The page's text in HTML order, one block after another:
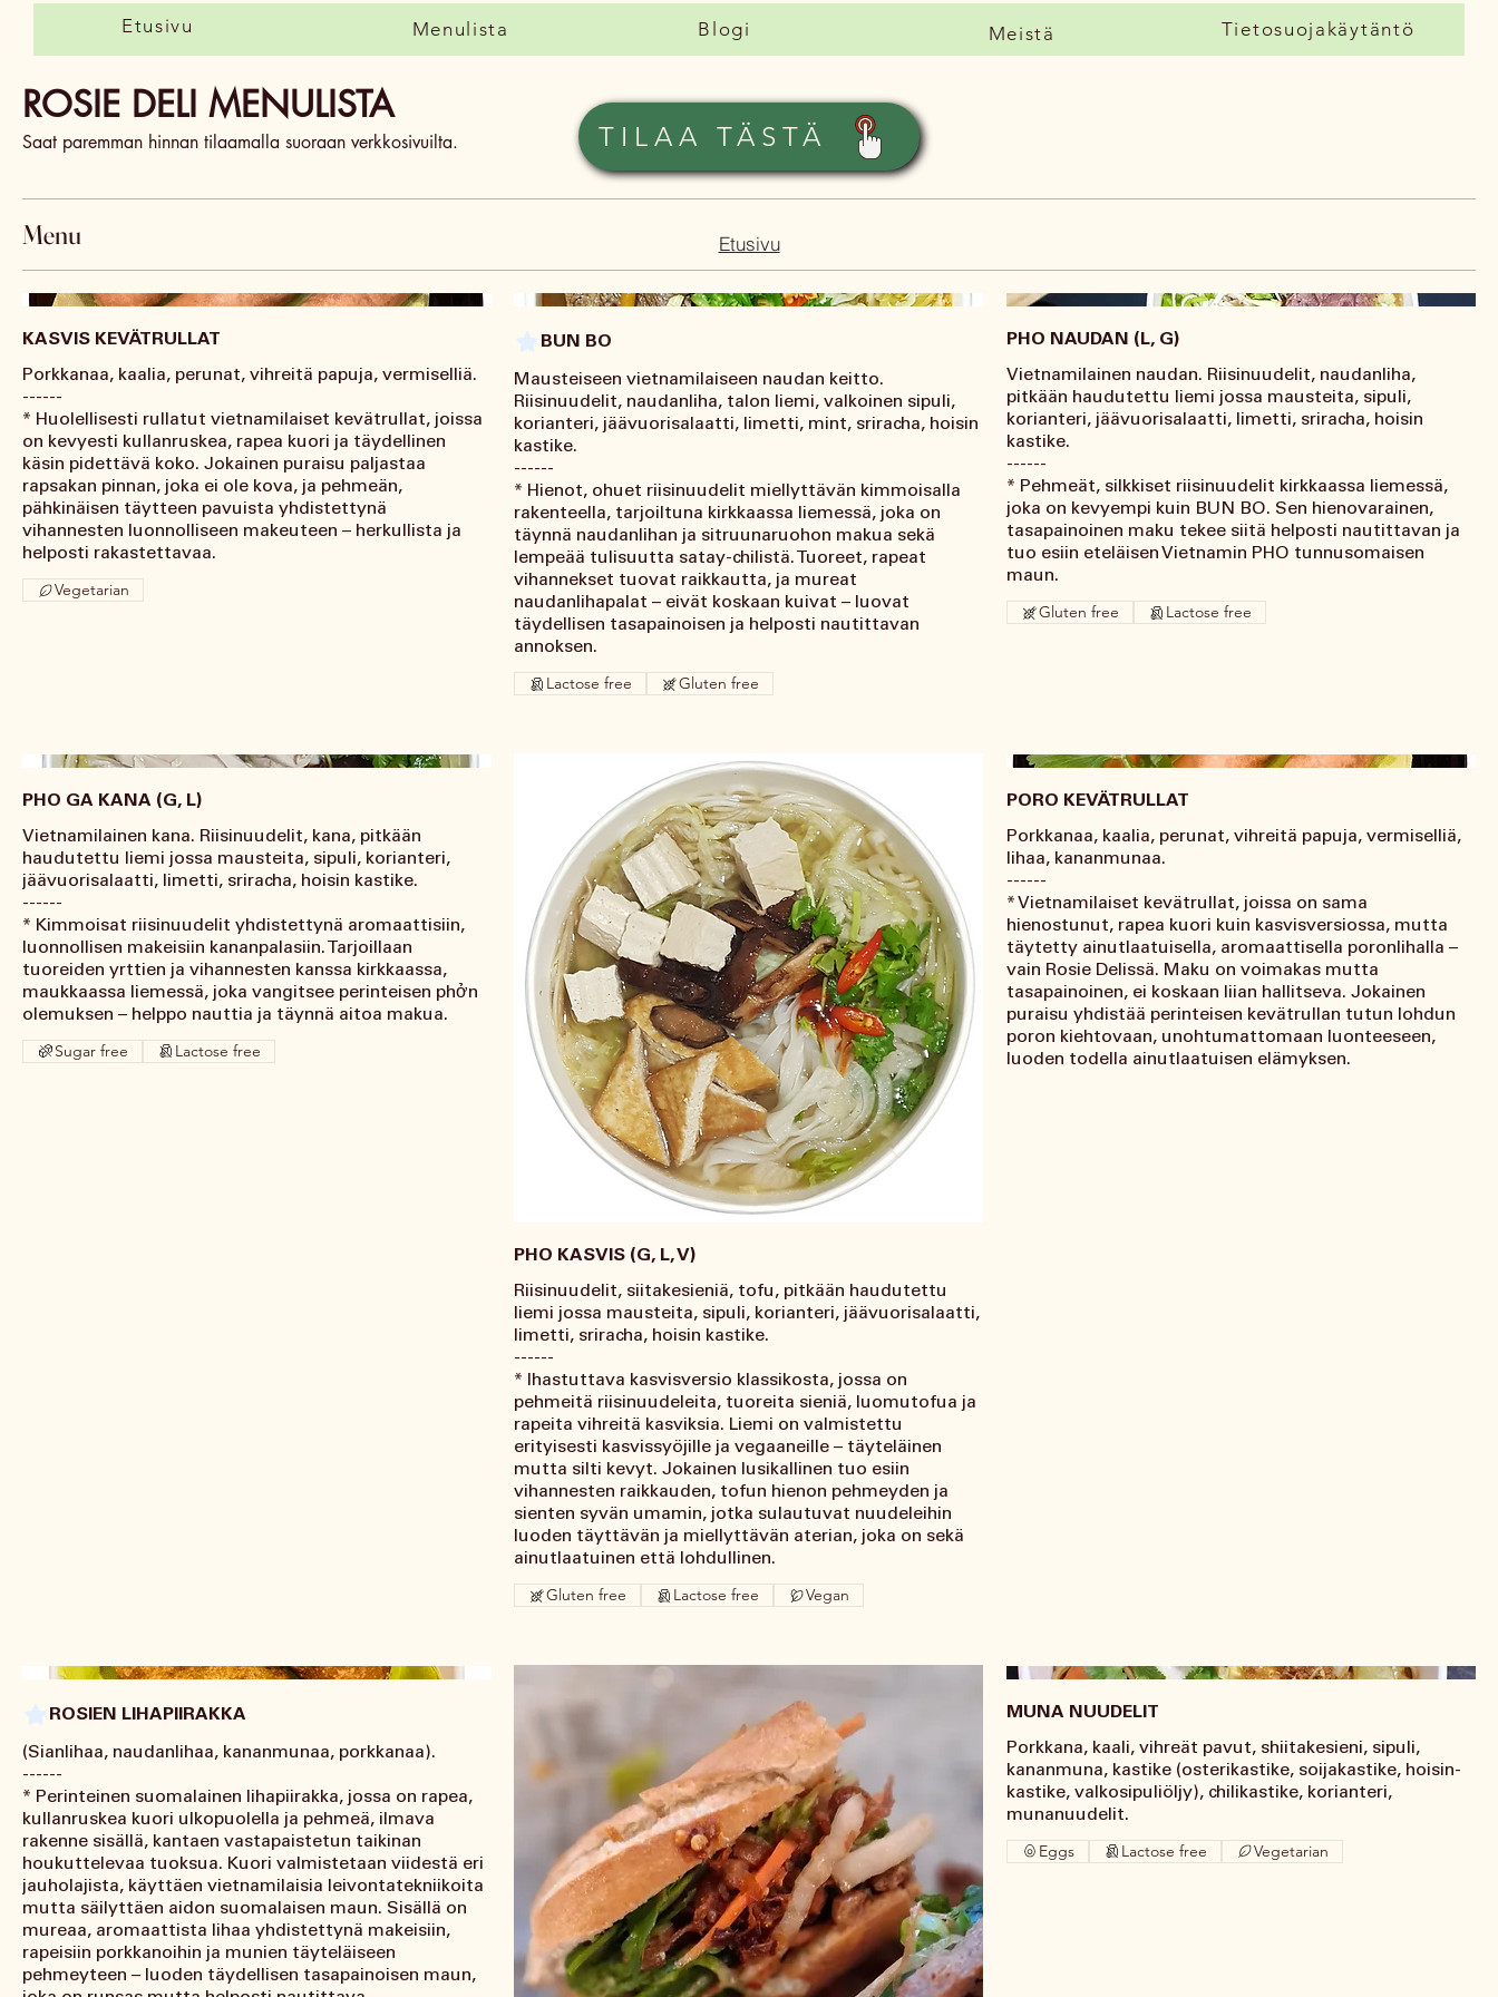
Etusivu Menulista Blogi Meistä Tietosuojakäytäntö
ROSIE DELI MENULISTA
Saat paremman hinnan tilaamalla suoraan verkkosivuilta.
Menu
KASVIS KEVÄTRULLAT
Porkkanaa, kaalia, perunat, vihreitä papuja, vermiselliä.
------
* Huolellisesti rullatut vietnamilaiset kevätrullat, joissa
on kevyesti kullanruskea, rapea kuori ja täydellinen
käsin pidettävä koko. Jokainen puraisu paljastaa
rapsakan pinnan, joka ei ole kova, ja pehmeän,
pähkinäisen täytteen pavuista yhdistettynä
vihannesten luonnolliseen makeuteen – herkullista ja
helposti rakastettavaa.
Vegetarian
BUN BO
Mausteiseen vietnamilaiseen naudan keitto.
Riisinuudelit, naudanliha, talon liemi, valkoinen sipuli,
korianteri, jäävuorisalaatti, limetti, mint, sriracha, hoisin
kastike.
------
* Hienot, ohuet riisinuudelit miellyttävän kimmoisalla
rakenteella, tarjoiltuna kirkkaassa liemessä, joka on
täynnä naudanlihan ja sitruunaruohon makua sekä
lempeää tulisuutta satay-chilistä. Tuoreet, rapeat
vihannekset tuovat raikkautta, ja mureat
naudanlihapalat – eivät koskaan kuivat – luovat
täydellisen tasapainoisen ja helposti nautittavan
annoksen.
Lactose free Gluten free
PHO NAUDAN (L, G)
Vietnamilainen naudan. Riisinuudelit, naudanliha,
pitkään haudutettu liemi jossa mausteita, sipuli,
korianteri, jäävuorisalaatti, limetti, sriracha, hoisin
kastike.
------
* Pehmeät, silkkiset riisinuudelit kirkkaassa liemessä,
joka on kevyempi kuin BUN BO. Sen hienovarainen,
tasapainoinen maku tekee siitä helposti nautittavan ja
tuo esiin eteläisen Vietnamin PHO tunnusomaisen
maun.
Gluten free Lactose free
PHO GA KANA (G, L)
Vietnamilainen kana. Riisinuudelit, kana, pitkään
haudutettu liemi jossa mausteita, sipuli, korianteri,
jäävuorisalaatti, limetti, sriracha, hoisin kastike.
------
* Kimmoisat riisinuudelit yhdistettynä aromaattisiin,
luonnollisen makeisiin kananpalasiin. Tarjoillaan
tuoreiden yrttien ja vihannesten kanssa kirkkaassa,
maukkaassa liemessä, joka vangitsee perinteisen phởn
olemuksen – helppo nauttia ja täynnä aitoa makua.
Sugar free Lactose free
PHO KASVIS (G, L, V)
Riisinuudelit, siitakesieniä, tofu, pitkään haudutettu
liemi jossa mausteita, sipuli, korianteri, jäävuorisalaatti,
limetti, sriracha, hoisin kastike.
------
* Ihastuttava kasvisversio klassikosta, jossa on
pehmeitä riisinuudeleita, tuoreita sieniä, luomutofua ja
rapeita vihreitä kasviksia. Liemi on valmistettu
erityisesti kasvissyöjille ja vegaaneille – täyteläinen
mutta silti kevyt. Jokainen lusikallinen tuo esiin
vihannesten raikkauden, tofun hienon pehmeyden ja
sienten syvän umamin, jotka sulautuvat nuudeleihin
luoden täyttävän ja miellyttävän aterian, joka on sekä
ainutlaatuinen että lohdullinen.
Gluten free Lactose free Vegan
PORO KEVÄTRULLAT
Porkkanaa, kaalia, perunat, vihreitä papuja, vermiselliä,
lihaa, kananmunaa.
------
* Vietnamilaiset kevätrullat, joissa on sama
hienostunut, rapea kuori kuin kasvisversiossa, mutta
täytetty ainutlaatuisella, aromaattisella poronlihalla –
vain Rosie Delissä. Maku on voimakas mutta
tasapainoinen, ei koskaan liian hallitseva. Jokainen
puraisu yhdistää perinteisen kevätrullan tutun lohdun
poron kiehtovaan, unohtumattomaan luonteeseen,
luoden todella ainutlaatuisen elämyksen.
ROSIEN LIHAPIIRAKKA
(Sianlihaa, naudanlihaa, kananmunaa, porkkanaa).
------
* Perinteinen suomalainen lihapiirakka, jossa on rapea,
kullanruskea kuori ulkopuolella ja pehmeä, ilmava
rakenne sisällä, kantaen vastapaistetun taikinan
houkuttelevaa tuoksua. Kuori valmistetaan viidestä eri
jauholajista, käyttäen vietnamilaisia leivontatekniikoita
mutta säilyttäen aidon suomalaisen maun. Sisällä on
mureaa, aromaattista lihaa yhdistettynä makeisiin,
rapeisiin porkkanoihin ja munien täyteläiseen
pehmeyteen – luoden täydellisen tasapainoisen maun,
MUNA NUUDELIT
Porkkana, kaali, vihreät pavut, shiitakesieni, sipuli,
kananmuna, kastike (osterikastike, soijakastike, hoisin-
kastike, valkosipuliöljy), chilikastike, korianteri,
munanuudelit.
Eggs Lactose free Vegetarian
TILAA TÄSTÄ
Etusivu